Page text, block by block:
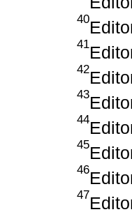
40
41
42
43
44
45
46
47